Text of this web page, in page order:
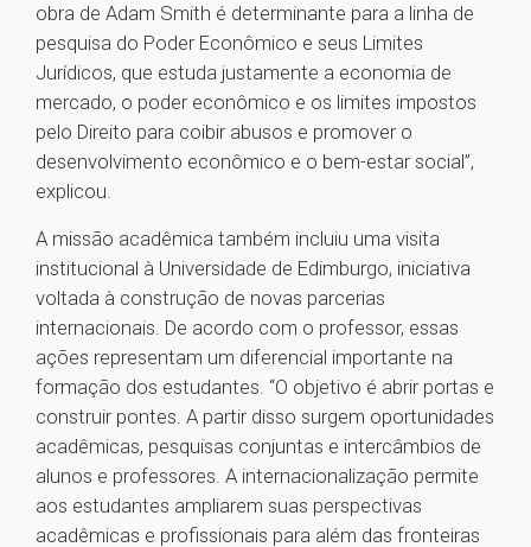
obra de Adam Smith é determinante para a linha de
pesquisa do Poder Econômico e seus Limites
Jurídicos, que estuda justamente a economia de
mercado, o poder econômico e os limites impostos
pelo Direito para coibir abusos e promover o
desenvolvimento econômico e o bem-estar social”,
explicou.
A missão acadêmica também incluiu uma visita
institucional à Universidade de Edimburgo, iniciativa
voltada à construção de novas parcerias
internacionais. De acordo com o professor, essas
ações representam um diferencial importante na
formação dos estudantes. “O objetivo é abrir portas e
construir pontes. A partir disso surgem oportunidades
acadêmicas, pesquisas conjuntas e intercâmbios de
alunos e professores. A internacionalização permite
aos estudantes ampliarem suas perspectivas
acadêmicas e profissionais para além das fronteiras